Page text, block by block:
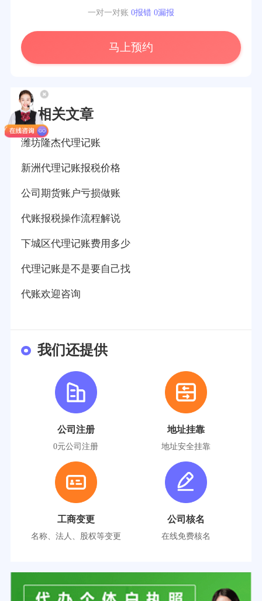
一对一对账 0报错 0漏报
马上预约
相关文章
潍坊隆杰代理记账
新洲代理记账报税价格
公司期货账户亏损做账
代账报税操作流程解说
下城区代理记账费用多少
代理记账是不是要自己找
代账欢迎咨询
我们还提供
公司注册
0元公司注册
地址挂靠
地址安全挂靠
工商变更
名称、法人、股权等变更
公司核名
在线免费核名